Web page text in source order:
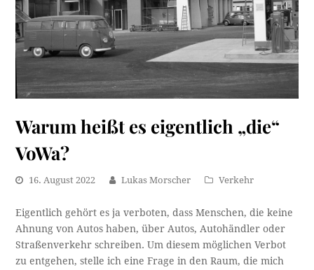
Warum heißt es eigentlich „die“
VoWa?
16. August 2022 Lukas Morscher Verkehr
Eigentlich gehört es ja verboten, dass Menschen, die keine
Ahnung von Autos haben, über Autos, Autohändler oder
Straßenverkehr schreiben. Um diesem möglichen Verbot
zu entgehen, stelle ich eine Frage in den Raum, die mich